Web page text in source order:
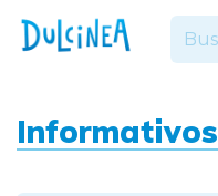
Informativos